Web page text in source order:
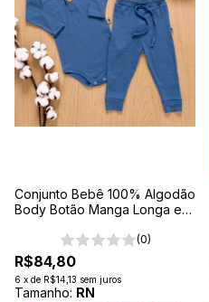
Conjunto Bebê 100% Algodão
Body Botão Manga Longa e
(0)
R$84,80
6 x de R$14,13 sem juros
Tamanho: RN